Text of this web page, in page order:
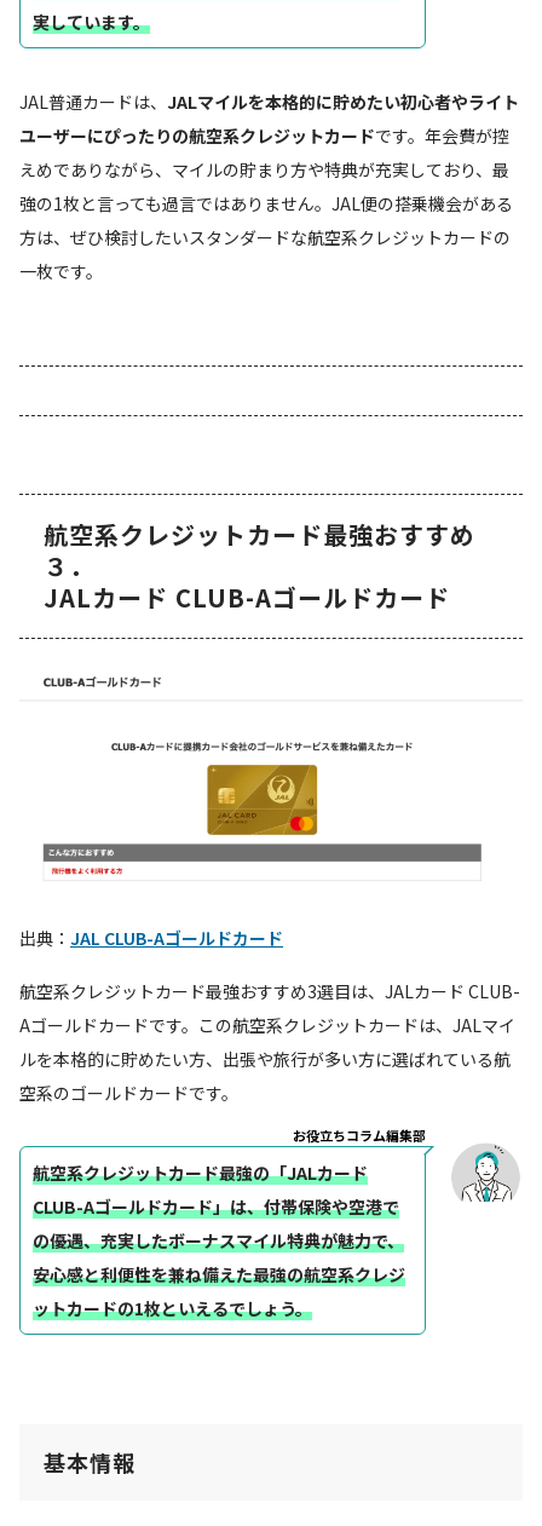
実しています。
JAL普通カードは、 JALマイルを本格的に貯めたい初心者やライト
ユーザーにぴったりの航空系クレジットカードです。年会費が控
えめでありながら、マイルの貯まり方や特典が充実しており、最
強の1枚と言っても過言ではありません。JAL便の搭乗機会がある
方は、ぜひ検討したいスタンダードな航空系クレジットカードの
一枚です。
航空系クレジットカード最強おすすめ
３．
JALカード CLUB-Aゴールドカード
出典： JAL CLUB-Aゴールドカード
航空系クレジットカード最強おすすめ3選目は、JALカード CLUB-
Aゴールドカードです。この航空系クレジットカードは、JALマイ
ルを本格的に貯めたい方、出張や旅行が多い方に選ばれている航
空系のゴールドカードです。
お役立ちコラム編集部
航空系クレジットカード最強の「JALカード
CLUB-Aゴールドカード」は、付帯保険や空港で
の優遇、充実したボーナスマイル特典が魅力で、
安心感と利便性を兼ね備えた最強の航空系クレジ
ットカードの1枚といえるでしょう。
基本情報